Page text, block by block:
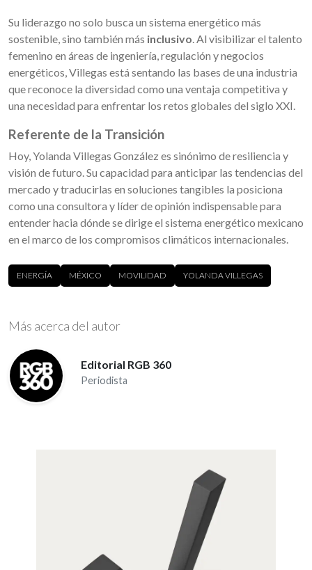
Su liderazgo no solo busca un sistema energético más
sostenible, sino también más inclusivo. Al visibilizar el talento
femenino en áreas de ingeniería, regulación y negocios
energéticos, Villegas está sentando las bases de una industria
que reconoce la diversidad como una ventaja competitiva y
una necesidad para enfrentar los retos globales del siglo XXI.
Referente de la Transición
Hoy, Yolanda Villegas González es sinónimo de resiliencia y
visión de futuro. Su capacidad para anticipar las tendencias del
mercado y traducirlas en soluciones tangibles la posiciona
como una consultora y líder de opinión indispensable para
entender hacia dónde se dirige el sistema energético mexicano
en el marco de los compromisos climáticos internacionales.
ENERGÍA MÉXICO MOVILIDAD YOLANDA VILLEGAS
Más acerca del autor
Editorial RGB 360
Periodista